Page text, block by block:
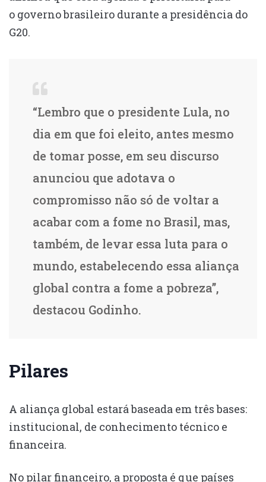
o governo brasileiro durante a presidência do
G20.
“Lembro que o presidente Lula, no
dia em que foi eleito, antes mesmo
de tomar posse, em seu discurso
anunciou que adotava o
compromisso não só de voltar a
acabar com a fome no Brasil, mas,
também, de levar essa luta para o
mundo, estabelecendo essa aliança
global contra a fome a pobreza”,
destacou Godinho.
Pilares
A aliança global estará baseada em três bases:
institucional, de conhecimento técnico e
financeira.
No pilar financeiro, a proposta é que países